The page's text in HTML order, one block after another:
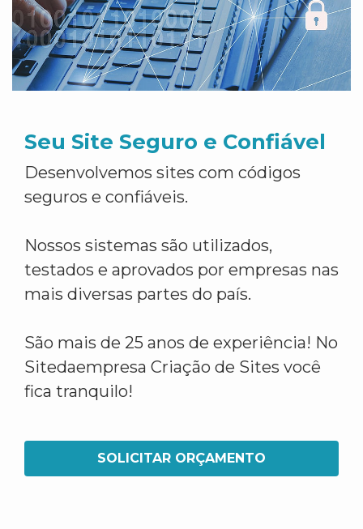
Seu Site Seguro e Confiável
Desenvolvemos sites com códigos
seguros e confiáveis.
Nossos sistemas são utilizados,
testados e aprovados por empresas nas
mais diversas partes do país.
São mais de 25 anos de experiência! No
Sitedaempresa Criação de Sites você
fica tranquilo!
SOLICITAR ORÇAMENTO